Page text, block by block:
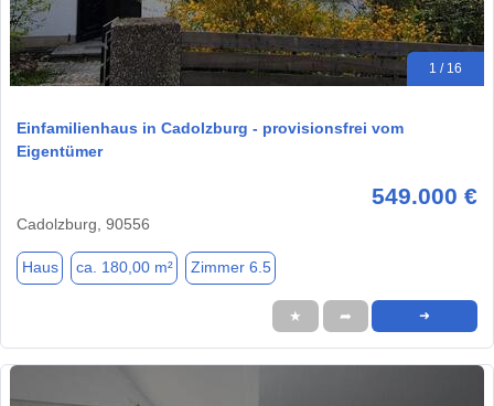
1 / 16
Einfamilienhaus in Cadolzburg - provisionsfrei vom
Eigentümer
549.000 €
Cadolzburg, 90556
Haus ca. 180,00 m² Zimmer 6.5
★ ➦ ➜